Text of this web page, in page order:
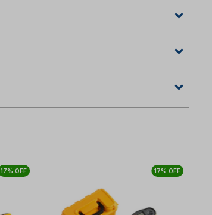
17% OFF 17% OFF